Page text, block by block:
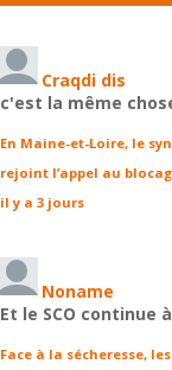
Craqdi dis
c'est la même
En Maine-et-Loire, le
rejoint l’appel au
il y a 3 jours
Noname
Et le SCO continue
Face à la sécheresse,